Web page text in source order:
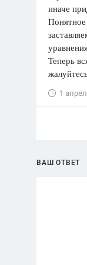
иначе
Понятное
Теперь
1
ВАШ ОТВЕТ